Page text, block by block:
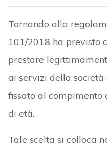
Tornando alla
101/2018 ha previsto
prestare
ai servizi della società
fissato al compimento
di età.
Tale scelta si colloca